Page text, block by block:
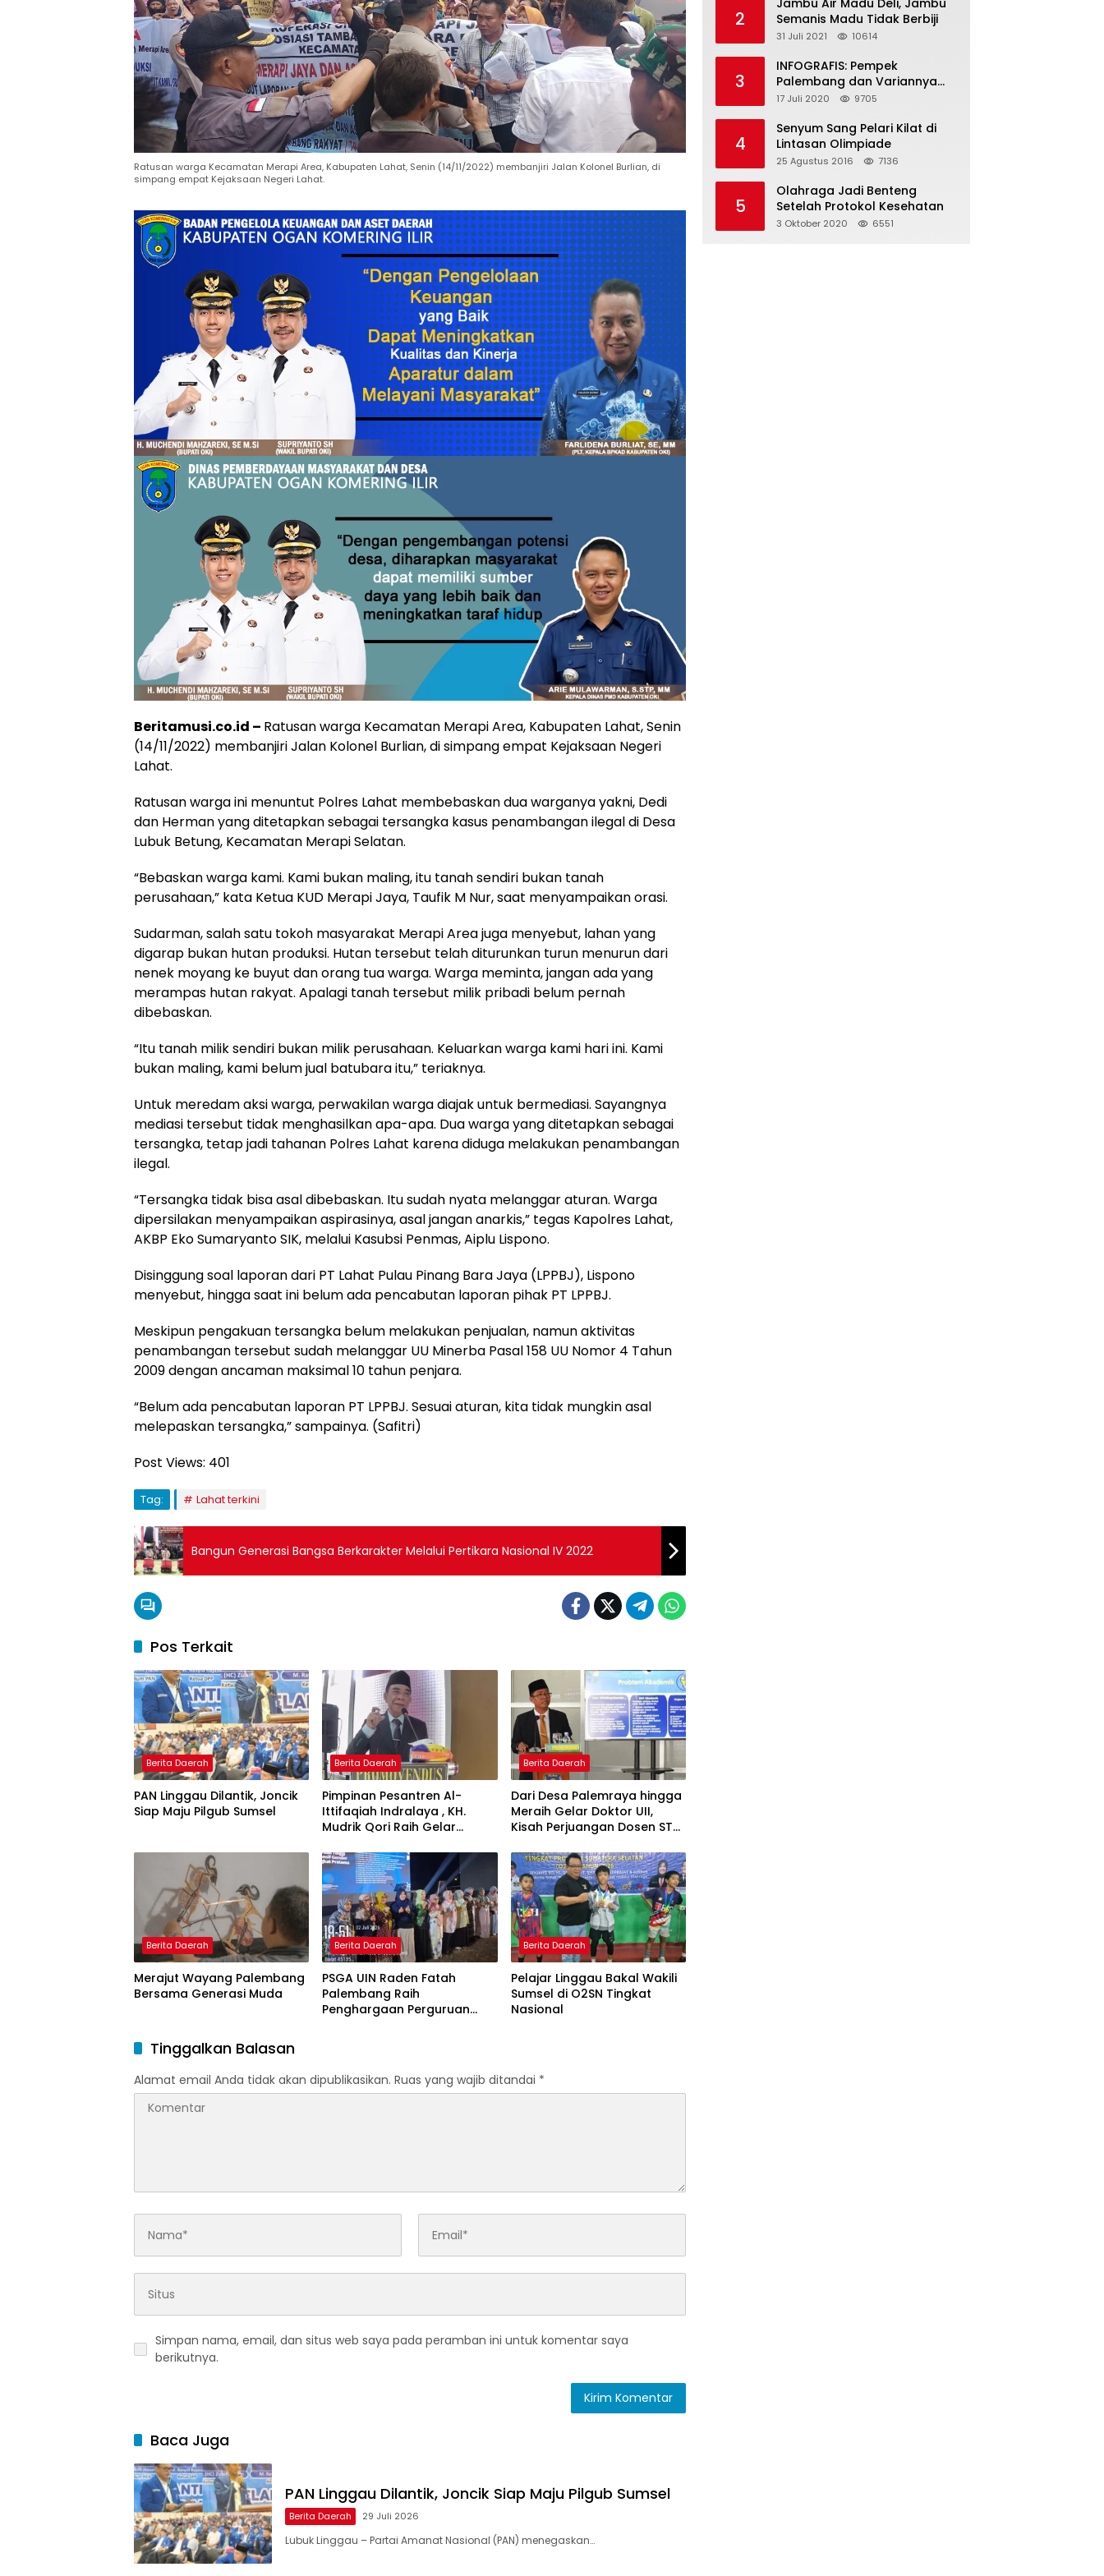
Ratusan warga Kecamatan Merapi Area, Kabupaten Lahat, Senin (14/11/2022) membanjiri Jalan Kolonel Burlian, di
simpang empat Kejaksaan Negeri Lahat.
Beritamusi.co.id – Ratusan warga Kecamatan Merapi Area, Kabupaten Lahat, Senin
(14/11/2022) membanjiri Jalan Kolonel Burlian, di simpang empat Kejaksaan Negeri
Lahat.
Ratusan warga ini menuntut Polres Lahat membebaskan dua warganya yakni, Dedi
dan Herman yang ditetapkan sebagai tersangka kasus penambangan ilegal di Desa
Lubuk Betung, Kecamatan Merapi Selatan.
“Bebaskan warga kami. Kami bukan maling, itu tanah sendiri bukan tanah
perusahaan,” kata Ketua KUD Merapi Jaya, Taufik M Nur, saat menyampaikan orasi.
Sudarman, salah satu tokoh masyarakat Merapi Area juga menyebut, lahan yang
digarap bukan hutan produksi. Hutan tersebut telah diturunkan turun menurun dari
nenek moyang ke buyut dan orang tua warga. Warga meminta, jangan ada yang
merampas hutan rakyat. Apalagi tanah tersebut milik pribadi belum pernah
dibebaskan.
“Itu tanah milik sendiri bukan milik perusahaan. Keluarkan warga kami hari ini. Kami
bukan maling, kami belum jual batubara itu,” teriaknya.
Untuk meredam aksi warga, perwakilan warga diajak untuk bermediasi. Sayangnya
mediasi tersebut tidak menghasilkan apa-apa. Dua warga yang ditetapkan sebagai
tersangka, tetap jadi tahanan Polres Lahat karena diduga melakukan penambangan
ilegal.
“Tersangka tidak bisa asal dibebaskan. Itu sudah nyata melanggar aturan. Warga
dipersilakan menyampaikan aspirasinya, asal jangan anarkis,” tegas Kapolres Lahat,
AKBP Eko Sumaryanto SIK, melalui Kasubsi Penmas, Aiplu Lispono.
Disinggung soal laporan dari PT Lahat Pulau Pinang Bara Jaya (LPPBJ), Lispono
menyebut, hingga saat ini belum ada pencabutan laporan pihak PT LPPBJ.
Meskipun pengakuan tersangka belum melakukan penjualan, namun aktivitas
penambangan tersebut sudah melanggar UU Minerba Pasal 158 UU Nomor 4 Tahun
2009 dengan ancaman maksimal 10 tahun penjara.
“Belum ada pencabutan laporan PT LPPBJ. Sesuai aturan, kita tidak mungkin asal
melepaskan tersangka,” sampainya. (Safitri)
Post Views: 401
Tag: Lahat terkini
Bangun Generasi Bangsa Berkarakter Melalui Pertikara Nasional IV 2022
Pos Terkait
Berita Daerah
PAN Linggau Dilantik, Joncik
Siap Maju Pilgub Sumsel
Berita Daerah
Pimpinan Pesantren Al-
Ittifaqiah Indralaya , KH.
Mudrik Qori Raih Gelar
Model Pembelajaran
Nagham Al-Qur’an di UMM
Berita Daerah
Dari Desa Palemraya hingga
Meraih Gelar Doktor UII,
Kisah Perjuangan Dosen STAI
Menjadi Driver Taksi Online
Berita Daerah
Merajut Wayang Palembang
Bersama Generasi Muda
Berita Daerah
PSGA UIN Raden Fatah
Palembang Raih
Penghargaan Perguruan
Berita Daerah
Pelajar Linggau Bakal Wakili
Sumsel di O2SN Tingkat
Nasional
Tinggalkan Balasan
Alamat email Anda tidak akan dipublikasikan. Ruas yang wajib ditandai *
Simpan nama, email, dan situs web saya pada peramban ini untuk komentar saya
berikutnya.
Baca Juga
PAN Linggau Dilantik, Joncik Siap Maju Pilgub Sumsel
Berita Daerah 29 Juli 2026
Lubuk Linggau – Partai Amanat Nasional (PAN) menegaskan…
2
Jambu Air Madu Deli, Jambu
Semanis Madu Tidak Berbiji
31 Juli 2021 10614
3
INFOGRAFIS: Pempek
Palembang dan Variannya
yang Melegenda
17 Juli 2020 9705
4
Senyum Sang Pelari Kilat di
Lintasan Olimpiade
25 Agustus 2016 7136
5
Olahraga Jadi Benteng
Setelah Protokol Kesehatan
3 Oktober 2020 6551